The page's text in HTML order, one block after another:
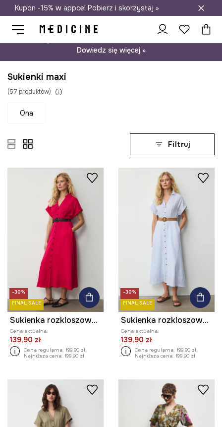
Darmowa dostawa do salonów
Kupon -15% w appce! Pobierz i skorzystaj »
Dowiedz się więcej »
Sukienki maxi
(57 produktów)
ona
Filtruj
-30%
FINAL SALE
Sukienka rozkloszowana z lnem
Cena aktualna:
139,90 zł
Cena regularna: 199,90 zł
Najniższa cena: 199,90 zł
-30%
FINAL SALE
Sukienka rozkloszowana z lnem
Cena aktualna:
139,90 zł
Cena regularna: 199,90 zł
Najniższa cena: 199,90 zł